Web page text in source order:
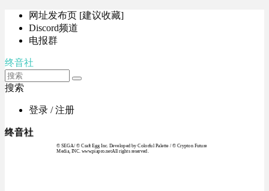
网址发布页 [建议收藏]
Discord频道
电报群
终音社
搜索
登录 / 注册
终音社
© SEGA / © Craft Egg Inc. Developed by Colorful Palette / © Crypton Future
Media, INC. www.piapro.netAll rights reserved.